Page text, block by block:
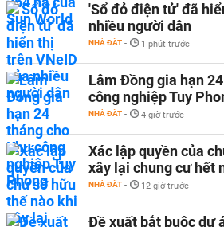
'Sổ đỏ điện tử' đã
nhiều người dân
NHÀ ĐẤT - 1 phút trước
Lâm Đồng gia hạn
công nghiệp Tuy
NHÀ ĐẤT - 4 giờ trước
Xác lập quyền của
xây lại chung cư hết
NHÀ ĐẤT - 12 giờ trước
Đề xuất bắt buộc dự